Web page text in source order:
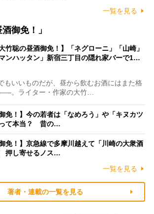
一覧を見る
御免！」
大竹聡の昼酒御免！】「ネグローニ」「山崎」
マンハッタン」新宿三丁目の隠れ家バーで1…
いいものだが、昼から飲むお酒にはまた格
。ライター・作家の大竹…
免！】今の若者は「なめろう」や「キヌカツ
て本当？ 昔の…
免！】京急線で多摩川越えて「川崎の大衆酒
押し寄せるノス…
一覧を見る
著者・連載の一覧を見る